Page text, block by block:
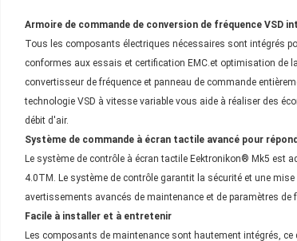
Armoire de commande de conversion de fréquence VSD
Tous les composants électriques nécessaires sont intégrés
conformes aux essais et certification EMC.et optimisation de
convertisseur de fréquence et panneau de commande
technologie VSD à vitesse variable vous aide à réaliser des
débit d'air.
Système de commande à écran tactile avancé pour
Le système de contrôle à écran tactile Eektronikon® Mk5 est
4.0TM. Le système de contrôle garantit la sécurité et une
avertissements avancés de maintenance et de paramètres de
Facile à installer et à entretenir
Les composants de maintenance sont hautement intégrés,